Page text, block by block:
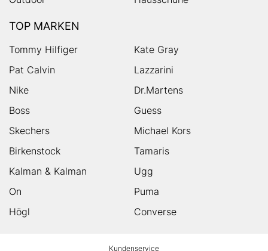
TOP MARKEN
Tommy Hilfiger
Kate Gray
Pat Calvin
Lazzarini
Nike
Dr.Martens
Boss
Guess
Skechers
Michael Kors
Birkenstock
Tamaris
Kalman & Kalman
Ugg
On
Puma
Högl
Converse
Kundenservice